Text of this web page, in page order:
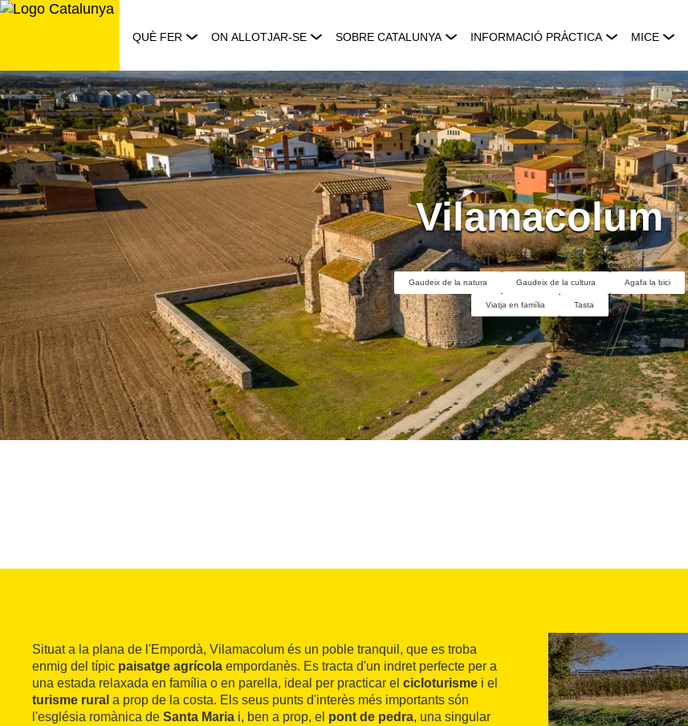
Saltar
QUÈ FER ON ALLOTJAR-SE SOBRE CATALUNYA INFORMACIÓ PRÀCTICA MICE
Vilamacolum
Gaudeix de la natura Gaudeix de la cultura Agafa la bici
Viatja en família Tasta
Situat a la plana de l'Empordà, Vilamacolum és un poble tranquil, que es troba
enmig del típic paisatge agrícola empordanès. Es tracta d'un indret perfecte per a
una estada relaxada en família o en parella, ideal per practicar el cicloturisme i el
turisme rural a prop de la costa. Els seus punts d'interès més importants són
l'església romànica de Santa Maria i, ben a prop, el pont de pedra, una singular